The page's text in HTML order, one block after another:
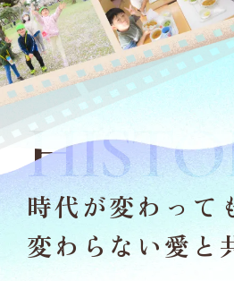
時代が変わって
変わらない愛と